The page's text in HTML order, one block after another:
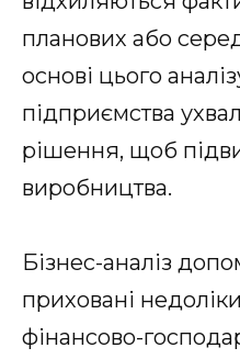
планових або
основі цього
підприємства
рішення, щоб
виробництва.
Бізнес-аналіз
приховані
фінансово-